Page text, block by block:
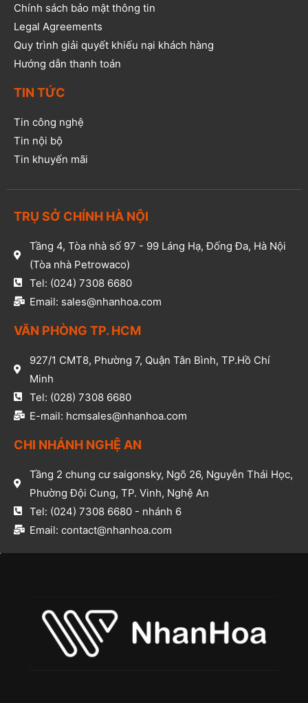
Chính sách bảo mật thông tin
Legal Agreements
Quy trình giải quyết khiếu nại khách hàng
Hướng dẫn thanh toán
TIN TỨC
Tin công nghệ
Tin nội bộ
Tin khuyến mãi
TRỤ SỞ CHÍNH HÀ NỘI
Tầng 4, Tòa nhà số 97 - 99 Láng Hạ, Đống Đa, Hà Nội
(Tòa nhà Petrowaco)
Tel: (024) 7308 6680
Email: sales@nhanhoa.com
VĂN PHÒNG TP. HCM​
927/1 CMT8, Phường 7, Quận Tân Bình, TP.Hồ Chí
Minh​
Tel: (028) 7308 6680​
E-mail: hcmsales@nhanhoa.com​
CHI NHÁNH NGHỆ AN​
Tầng 2 chung cư saigonsky, Ngõ 26, Nguyễn Thái Học,
Phường Đội Cung, TP. Vinh, Nghệ An​
Tel: (024) 7308 6680 - nhánh 6​
Email: contact@nhanhoa.com​